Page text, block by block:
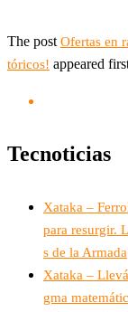
The postOfertas en
tóricos! appeared
Tecnoticias
Xataka –
para resurgir.
s de la Armada
Xataka –
gma